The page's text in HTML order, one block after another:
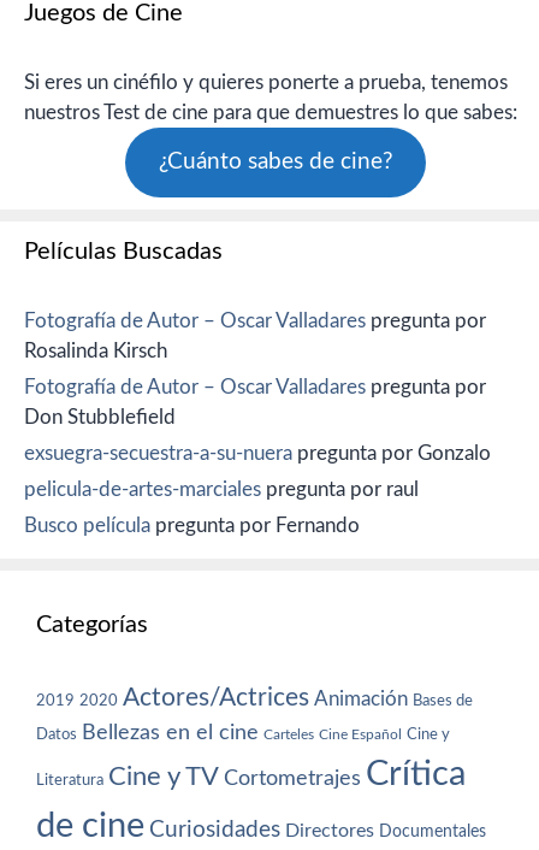
Juegos de Cine
Si eres un cinéfilo y quieres ponerte a prueba, tenemos
nuestros Test de cine para que demuestres lo que sabes:
¿Cuánto sabes de cine?
Películas Buscadas
Fotografía de Autor – Oscar Valladares pregunta por
Rosalinda Kirsch
Fotografía de Autor – Oscar Valladares pregunta por
Don Stubblefield
exsuegra-secuestra-a-su-nuera pregunta por Gonzalo
pelicula-de-artes-marciales pregunta por raul
Busco película pregunta por Fernando
Categorías
2019 2020 Actores/Actrices Animación Bases de
Datos Bellezas en el cine Carteles Cine Español Cine y
Literatura Cine y TV Cortometrajes Crítica
de cine Curiosidades Directores Documentales